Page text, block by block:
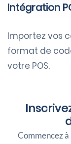
Intégration
Importez vos
format de
votre POS.
Commencez